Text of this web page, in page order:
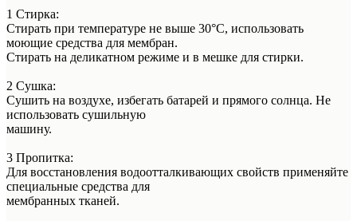
1 Стирка:
Стирать при температуре не выше 30°C, использовать
моющие средства для мембран.
Стирать на деликатном режиме и в мешке для стирки.
2 Сушка:
Сушить на воздухе, избегать батарей и прямого солнца. Не
использовать сушильную
машину.
3 Пропитка:
Для восстановления водоотталкивающих свойств применяйте
специальные средства для
мембранных тканей.